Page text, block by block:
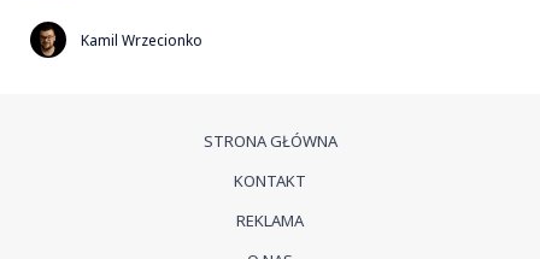
Kamil Wrzecionko
STRONA GŁÓWNA
KONTAKT
REKLAMA